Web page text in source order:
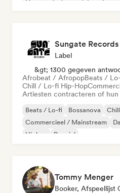
Sungate Records
Label
&gt; 1300 gegeven
Afrobeat / AfropopBeats /
Chill / Lo-fi Hip-Hop
Artiesten contracteren of hun
Beats / Lo-fi Bossanova
Commercieel / Mainstream
Hiphop
Popziel
Tommy Menger
Booker, Afspeellijst